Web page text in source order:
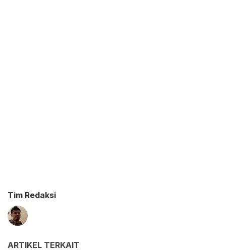
Tim Redaksi
ARTIKEL TERKAIT